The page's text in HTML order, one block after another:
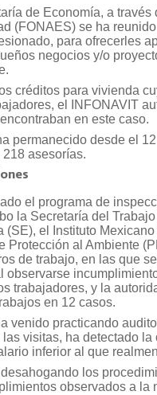
de Economía, a
(FONAES) se ha
para ofrecerles
negocios y/o
créditos para vivienda
el INFONAVIT
en este caso.
permanecido desde el
asesorías.
el programa de
la Secretaría del
(SE), el Instituto
Protección al Ambiente
de trabajo, en las que
observarse
trabajadores, y la
en 12 casos.
venido practicando
visitas, ha detectado
inferior al que
los
observados a la